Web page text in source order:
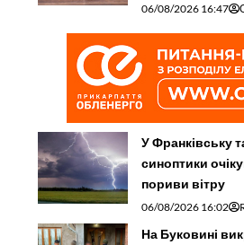
06/08/2026 16:47
У Франківську
синоптики
пориви вітру
06/08/2026 16:02
На Буковині